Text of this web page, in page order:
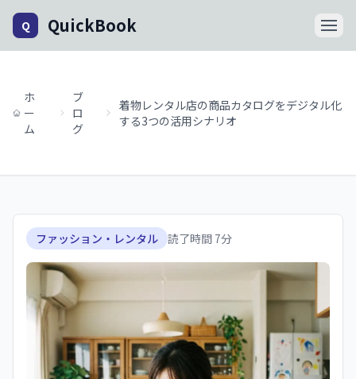
Q QuickBook
ホ
ー
ム
ブ
ロ
グ
着物レンタル店の商品カタログをデジタル化
する3つの活用シナリオ
ファッション・レンタル 読了時間 7分